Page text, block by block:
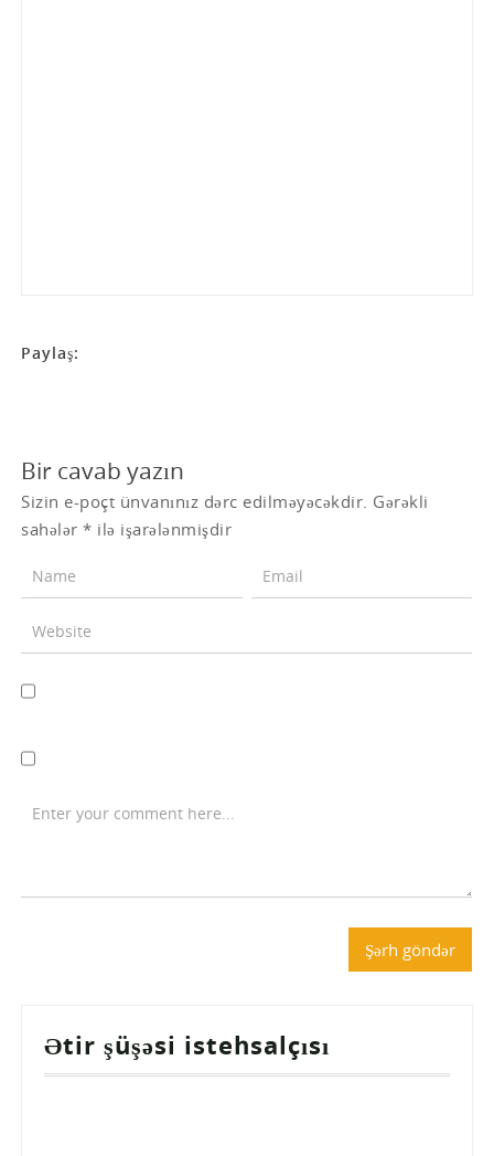
Paylaş:
Bir cavab yazın
Sizin e-poçt ünvanınız dərc edilməyəcəkdir. Gərəkli
sahələr* ilə işarələnmişdir
Ətir şüşəsi istehsalçısı